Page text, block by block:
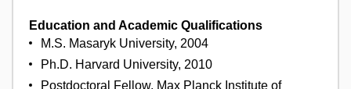
Education and Academic Qualifications
M.S. Masaryk University, 2004
Ph.D. Harvard University, 2010
Postdoctoral Fellow, Max Planck Institute of